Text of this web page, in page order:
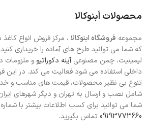
محصولات اَبنوکالا
مجموعه فروشگاه ابنوکالا ، مرکز فروش انواع کاغذ
که شما می توانید طرح های آماده را خریداری
لیمینیت، چمن مصنوعی آینه دکوراتیو و ملزومات
داخلی استفاده می شود فعالیت می کند. در این
تنوع بی نظیر محصولات، قیمت های مناسب و
شامل نصب و ارسال به تهران و دیگر شهرهای
شما می توانید برای کسب اطلاعات بیشتر با
09193773660تماس بگیرید.